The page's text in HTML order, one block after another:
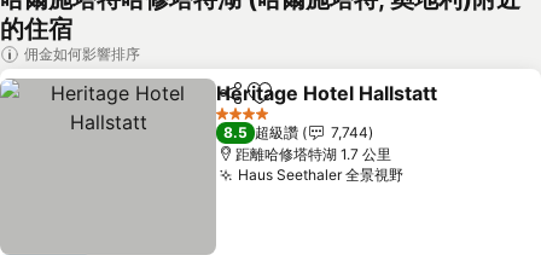
的住宿
佣金如何影響排序
分享 加入我的最愛
Heritage Hotel Hallstatt
4 星級
8.5 超級讚
7,744
距離哈修塔特湖 1.7 公里
Haus Seethaler 全景視野